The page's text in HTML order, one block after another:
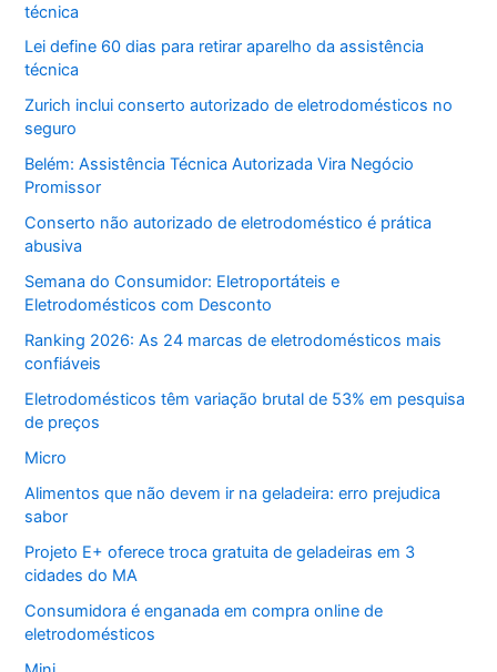
técnica
Lei define 60 dias para retirar aparelho da assistência
técnica
Zurich inclui conserto autorizado de eletrodomésticos no
seguro
Belém: Assistência Técnica Autorizada Vira Negócio
Promissor
Conserto não autorizado de eletrodoméstico é prática
abusiva
Semana do Consumidor: Eletroportáteis e
Eletrodomésticos com Desconto
Ranking 2026: As 24 marcas de eletrodomésticos mais
confiáveis
Eletrodomésticos têm variação brutal de 53% em pesquisa
de preços
Micro
Alimentos que não devem ir na geladeira: erro prejudica
sabor
Projeto E+ oferece troca gratuita de geladeiras em 3
cidades do MA
Consumidora é enganada em compra online de
eletrodomésticos